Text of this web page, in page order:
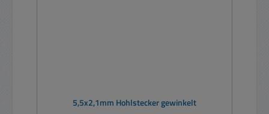
5,5x2,1mm Hohlstecker gewinkelt